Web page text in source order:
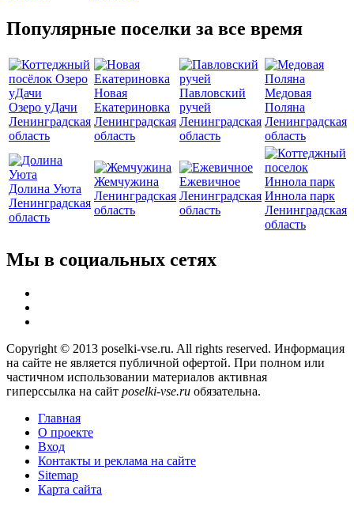
Популярные поселки за все время
Озеро уДачи
Ленинградская
область
Новая
Екатериновка
Ленинградская
область
Павловский
ручей
Ленинградская
область
Медовая
Поляна
Ленинградская
область
Долина Уюта
Ленинградская
область
Жемчужина
Ленинградская
область
Ежевичное
Ленинградская
область
Иннола парк
Ленинградская
область
Мы в социальных сетях
Copyright © 2013 poselki-vse.ru. All rights reserved. Информация
на сайте не является публичной офертой. При полном или
частичном использовании материалов активная
гиперссылка на сайт poselki-vse.ru​ обязательна.
Главная
О проекте
Вход
Контакты и реклама на сайте
Sitemap
Карта сайта